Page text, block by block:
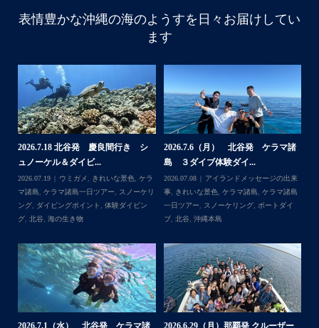
表情豊かな沖縄の海のようすを日々お届けしてい
ます
2026.7.18 北谷発 慶良間行き シ
ュノーケル＆ダイビ...
2026.07.19 ウミガメ きれいな景色
ケラ
マ諸島
ケラマ諸島一日ツアー
スノーケリ
ング, ダイビングポイント
体験ダイビン
グ, 北谷, 海の生き物
2026.7.6（月） 北谷発 ケラマ諸
島 ３ダイブ体験ダイ...
2026.07.08
アイランドメッセージの出来
事, きれいな景色 ケラマ諸島
ケラマ諸島
一日ツアー
スノーケリング,
ボートダイ
ブ, 北谷, 沖縄本島